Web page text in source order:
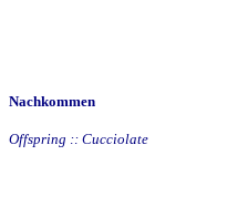
Nachkommen
Offspring :: Cucciolate